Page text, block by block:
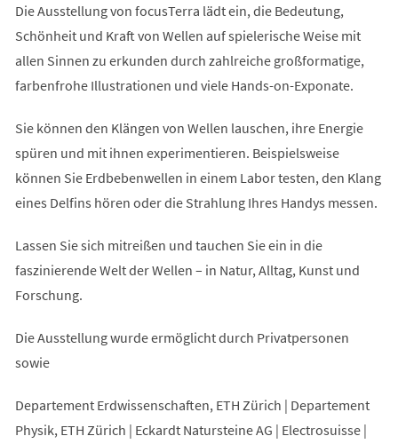
Die Ausstellung von focusTerra lädt ein, die Bedeutung,
Schönheit und Kraft von Wellen auf spielerische Weise mit
allen Sinnen zu erkunden durch zahlreiche großformatige,
farbenfrohe Illustrationen und viele Hands-on-Exponate.
Sie können den Klängen von Wellen lauschen, ihre Energie
spüren und mit ihnen experimentieren. Beispielsweise
können Sie Erdbebenwellen in einem Labor testen, den Klang
eines Delfins hören oder die Strahlung Ihres Handys messen.
Lassen Sie sich mitreißen und tauchen Sie ein in die
faszinierende Welt der Wellen – in Natur, Alltag, Kunst und
Forschung.
Die Ausstellung wurde ermöglicht durch Privatpersonen
sowie
Departement Erdwissenschaften, ETH Zürich | Departement
Physik, ETH Zürich | Eckardt Natursteine AG | Electrosuisse |